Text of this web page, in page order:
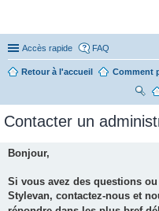
Stylevan
Accès rapide FAQ
Retour à l'accueil Comment
her
Contacter un
Bonjour,
Si vous avez des questions
Stylevan, contactez-nous et